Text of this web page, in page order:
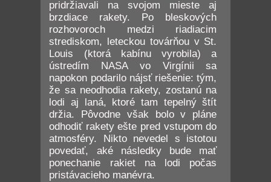
pridržiavali na svojom mieste aj
brzdiace rakety. Po bleskových
rozhovoroch medzi riadiacim
strediskom, leteckou továrňou v St.
Louis (ktorá kabínu vyrobila) a
ústredím NASA vo Virgínii sa
napokon podarilo nájsť riešenie: tým,
že sa neodhodia rakety, zostanú na
lodi aj laná, ktoré tam tepelný štít
držia. Pôvodne však bolo v pláne
odhodiť rakety ešte pred vstupom do
atmosféry. Nikto nevedel s istotou
povedať, aké následky bude mať
ponechanie rakiet na lodi počas
pristávacieho manévra.